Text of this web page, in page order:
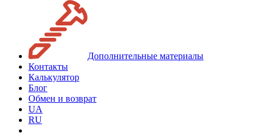
Дополнительные материалы
Контакты
Калькулятор
Блог
Обмен и возврат
UA
RU